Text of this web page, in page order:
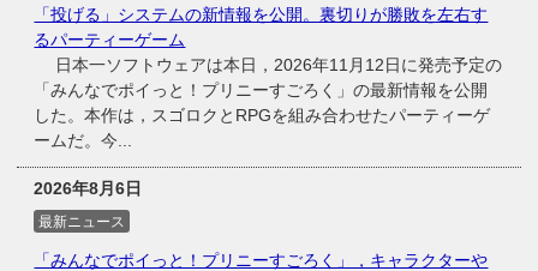
「投げる」システムの新情報を公開。裏切りが勝敗を左右す
るパーティーゲーム
日本一ソフトウェアは本日，2026年11月12日に発売予定の
「みんなでポイっと！プリニーすごろく」の最新情報を公開
した。本作は，スゴロクとRPGを組み合わせたパーティーゲ
ームだ。今...
2026年8月6日
最新ニュース
「みんなでポイっと！プリニーすごろく」，キャラクターや